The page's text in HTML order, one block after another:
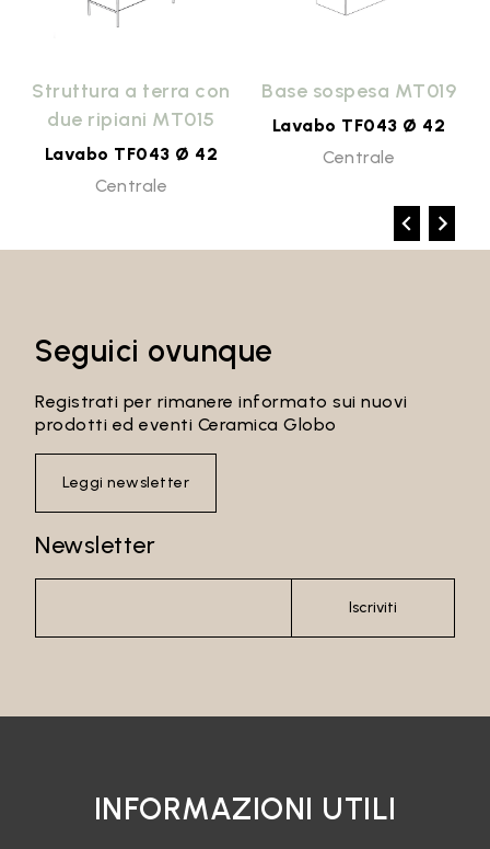
Struttura a terra con
due ripiani MT015
Lavabo TF043 Ø 42
Centrale
Base sospesa MT019
Lavabo TF043 Ø 42
Centrale
Seguici ovunque
Registrati per rimanere informato sui nuovi
prodotti ed eventi Ceramica Globo
Leggi newsletter
Newsletter
Iscriviti
INFORMAZIONI UTILI